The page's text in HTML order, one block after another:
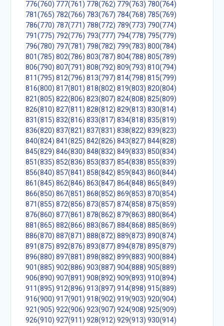
776(760) 777(761) 778(762) 779(763) 780(764)
781(765) 782(766) 783(767) 784(768) 785(769)
786(770) 787(771) 788(772) 789(773) 790(774)
791(775) 792(776) 793(777) 794(778) 795(779)
796(780) 797(781) 798(782) 799(783) 800(784)
801(785) 802(786) 803(787) 804(788) 805(789)
806(790) 807(791) 808(792) 809(793) 810(794)
811(795) 812(796) 813(797) 814(798) 815(799)
816(800) 817(801) 818(802) 819(803) 820(804)
821(805) 822(806) 823(807) 824(808) 825(809)
826(810) 827(811) 828(812) 829(813) 830(814)
831(815) 832(816) 833(817) 834(818) 835(819)
836(820) 837(821) 837(831) 838(822) 839(823)
840(824) 841(825) 842(826) 843(827) 844(828)
845(829) 846(830) 848(832) 849(833) 850(834)
851(835) 852(836) 853(837) 854(838) 855(839)
856(840) 857(841) 858(842) 859(843) 860(844)
861(845) 862(846) 863(847) 864(848) 865(849)
866(850) 867(851) 868(852) 869(853) 870(854)
871(855) 872(856) 873(857) 874(858) 875(859)
876(860) 877(861) 878(862) 879(863) 880(864)
881(865) 882(866) 883(867) 884(868) 885(869)
886(870) 887(871) 888(872) 889(873) 890(874)
891(875) 892(876) 893(877) 894(878) 895(879)
896(880) 897(881) 898(882) 899(883) 900(884)
901(885) 902(886) 903(887) 904(888) 905(889)
906(890) 907(891) 908(892) 909(893) 910(894)
911(895) 912(896) 913(897) 914(898) 915(889)
916(900) 917(901) 918(902) 919(903) 920(904)
921(905) 922(906) 923(907) 924(908) 925(909)
926(910) 927(911) 928(912) 929(913) 930(914)